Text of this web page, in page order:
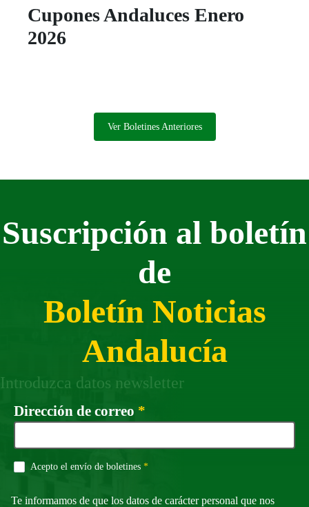
por hacerse un hueco en la industria que ama.
Cupones Andaluces Enero
2026
Ver Boletines Anteriores
Suscripción al boletín
de
Boletín Noticias
Andalucía
Introduzca datos newsletter
Dirección de correo *
Acepto el envío de boletines *Campo obligatorio
Te informamos de que los datos de carácter personal que nos